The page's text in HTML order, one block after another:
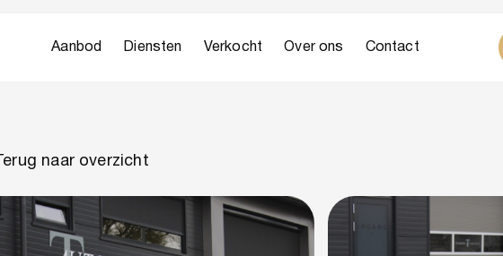
Aanbod Diensten Verkocht Over ons Contact
Terug naar overzicht